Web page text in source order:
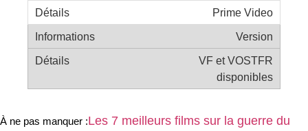
Prime Video
Version
VF et VOSTFR
disponibles
À ne pas manquer :Les 7 meilleurs films sur la guerre du